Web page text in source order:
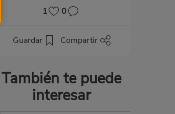
1
0
Guardar Compartir
También te puede
interesar